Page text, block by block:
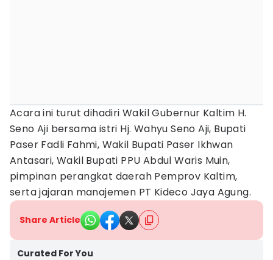
Acara ini turut dihadiri Wakil Gubernur Kaltim H.
Seno Aji bersama istri Hj. Wahyu Seno Aji, Bupati
Paser Fadli Fahmi, Wakil Bupati Paser Ikhwan
Antasari, Wakil Bupati PPU Abdul Waris Muin,
pimpinan perangkat daerah Pemprov Kaltim,
serta jajaran manajemen PT Kideco Jaya Agung.
Share Article
Curated For You